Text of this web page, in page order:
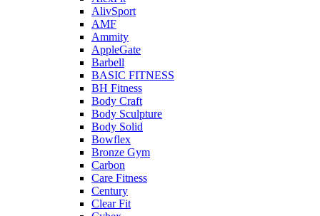
AlivSport
AMF
Ammity
AppleGate
Barbell
BASIC FITNESS
BH Fitness
Body Craft
Body Sculpture
Body Solid
Bowflex
Bronze Gym
Carbon
Care Fitness
Century
Clear Fit